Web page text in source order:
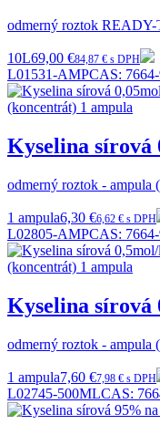
odmerný roztok
10L69,00 €84,87 € s DPH
L01531-AMPCAS:
Kyselina sírová
odmerný roztok - ampula
1 ampula6,30 €6,62 € s DPH
L02805-AMPCAS:
Kyselina sírová
odmerný roztok - ampula
1 ampula7,60 €7,98 € s DPH
L02745-500MLCAS: